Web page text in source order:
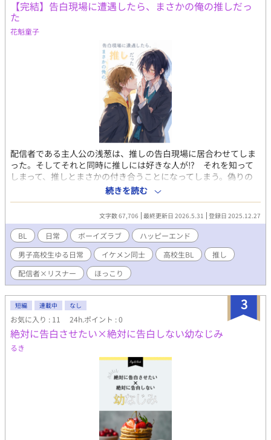
【完結】告白現場に遭遇したら、まさかの俺の推しだっ
た
花魁童子
配信者である主人公の浅葱は、推しの告白現場に居合わせてしま
った。そしてそれと同時に推しには好きな人が⁉ それを知って
しまって、推しとまさかの付き合うことになってしまう。偽りの
恋人だけどなぜか嬉しく感じる。高校生活を送っていくうちに芽
生える思い‼ 二人の気持ちはどうなるのか⁉
続きを読む
文字数 67,706 最終更新日 2026.5.31 登録日 2025.12.27
BL 日常 ボーイズラブ
ハッピーエンド
男子高校生ゆる日常
イケメン同士 高校生BL
推し
配信者×リスナー
ほっこり
3
短編 連載中 なし
お気に入り : 11 24h.ポイント : 0
絶対に告白させたい×絶対に告白しない幼なじみ
るき